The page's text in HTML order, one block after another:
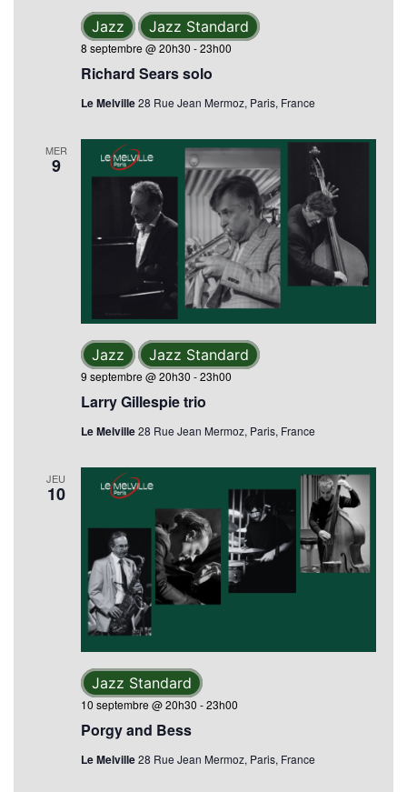
Richard Sears solo
8 septembre @ 20h30 -23h00
Jazz Jazz Standard
Le Melville28 Rue Jean Mermoz, Paris, France
MER
9
Larry Gillespie trio
9 septembre @ 20h30 -23h00
Jazz Jazz Standard
Le Melville28 Rue Jean Mermoz, Paris, France
JEU
10
Porgy and Bess
10 septembre @ 20h30 -23h00
Jazz Standard
Le Melville28 Rue Jean Mermoz, Paris, France